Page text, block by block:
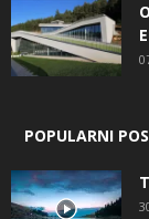
POPULARNI